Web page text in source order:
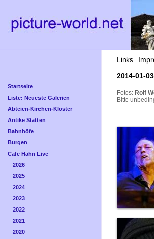
Links
Startseite
Liste: Neueste Galerien
Abteien-Kirchen-Klöster
Antike Stätten
Bahnhöfe
Burgen
Cafe Hahn Live
2026
2025
2024
2023
2022
2021
2020
2014-01-
Fotos: Rolf
Bitte